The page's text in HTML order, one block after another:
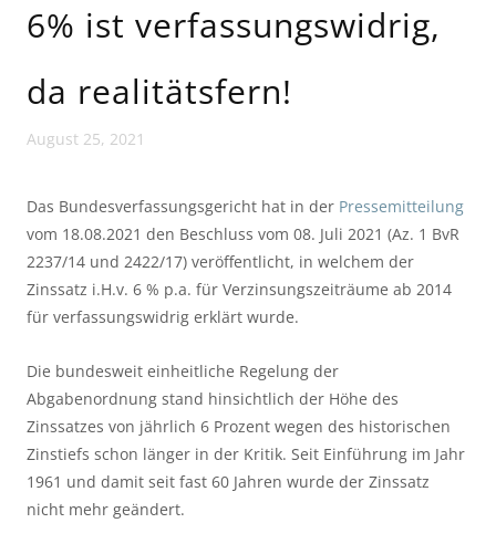
6% ist verfassungswidrig,
da realitätsfern!
August 25, 2021
Das Bundesverfassungsgericht hat in der Pressemitteilung
vom 18.08.2021 den Beschluss vom 08. Juli 2021 (Az. 1 BvR
2237/14 und 2422/17) veröffentlicht, in welchem der
Zinssatz i.H.v. 6 % p.a. für Verzinsungszeiträume ab 2014
für verfassungswidrig erklärt wurde.
Die bundesweit einheitliche Regelung der
Abgabenordnung stand hinsichtlich der Höhe des
Zinssatzes von jährlich 6 Prozent wegen des historischen
Zinstiefs schon länger in der Kritik. Seit Einführung im Jahr
1961 und damit seit fast 60 Jahren wurde der Zinssatz
nicht mehr geändert.